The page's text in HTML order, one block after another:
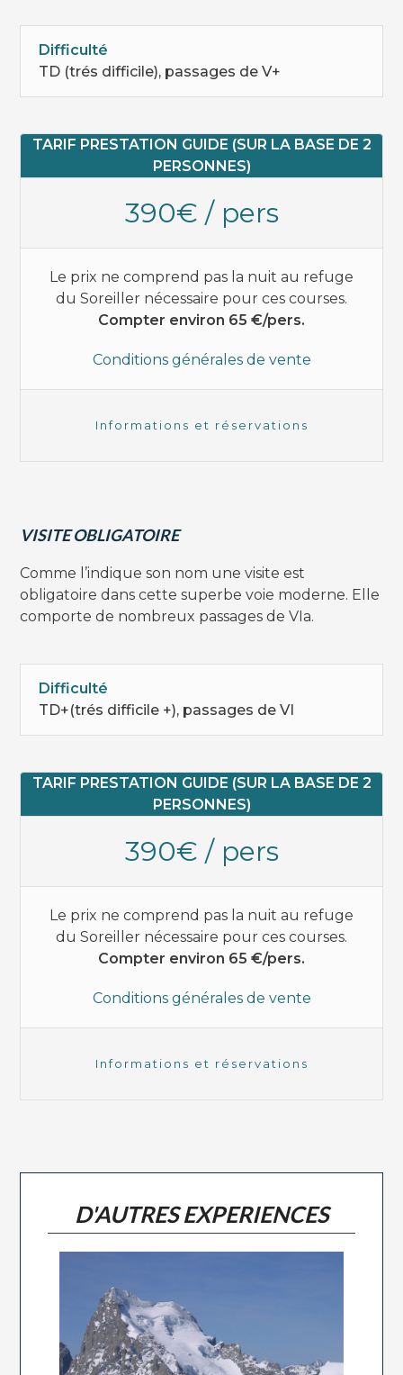
Difficulté
TD (trés difficile), passages de V+
TARIF PRESTATION GUIDE (SUR LA BASE DE 2
PERSONNES)
390€ / pers
Le prix ne comprend pas la nuit au refuge
du Soreiller nécessaire pour ces courses.
Compter environ 65 €/pers.
Conditions générales de vente
Informations et réservations
VISITE OBLIGATOIRE
Comme l’indique son nom une visite est
obligatoire dans cette superbe voie moderne. Elle
comporte de nombreux passages de VIa.
Difficulté
TD+(trés difficile +), passages de VI
TARIF PRESTATION GUIDE (SUR LA BASE DE 2
PERSONNES)
390€ / pers
Le prix ne comprend pas la nuit au refuge
du Soreiller nécessaire pour ces courses.
Compter environ 65 €/pers.
Conditions générales de vente
Informations et réservations
D'AUTRES EXPERIENCES